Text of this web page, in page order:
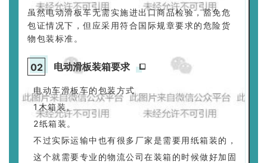
虽然电动滑板车无需实施进出口商品检验，豁免危
包证情况下，但应采用符合国际规章要求的危险货
物包装标准。
02 电动滑板装箱要求
电动车滑板车的包装方式
1木箱装。
2纸箱装。
不过实际运输中也有很多厂家是需要用纸箱装的，
这个就需要专业的物流公司在装箱的时候做好加固